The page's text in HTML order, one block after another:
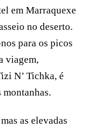
em Marraquexe
no deserto.
para os picos
viagem,
N’ Tichka, é
as elevadas